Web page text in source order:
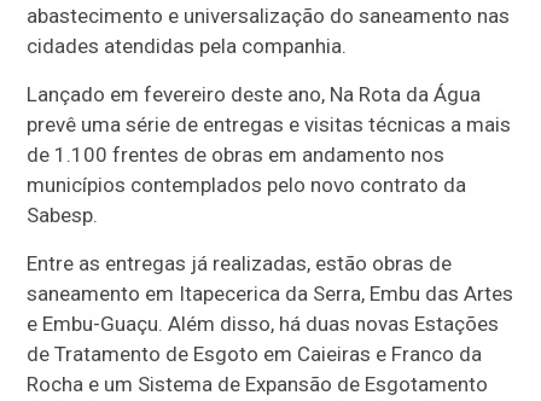
abastecimento e universalização do saneamento nas
cidades atendidas pela companhia.
Lançado em fevereiro deste ano, Na Rota da Água
prevê uma série de entregas e visitas técnicas a mais
de 1.100 frentes de obras em andamento nos
municípios contemplados pelo novo contrato da
Sabesp.
Entre as entregas já realizadas, estão obras de
saneamento em Itapecerica da Serra, Embu das Artes
e Embu-Guaçu. Além disso, há duas novas Estações
de Tratamento de Esgoto em Caieiras e Franco da
Rocha e um Sistema de Expansão de Esgotamento